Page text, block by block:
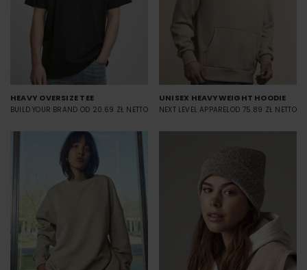
HEAVY OVERSIZE TEE
BUILD YOUR BRAND OD 20.69 ZŁ NETTO
UNISEX HEAVYWEIGHT HOODIE
NEXT LEVEL APPARELOD 75.89 ZŁ NETTO